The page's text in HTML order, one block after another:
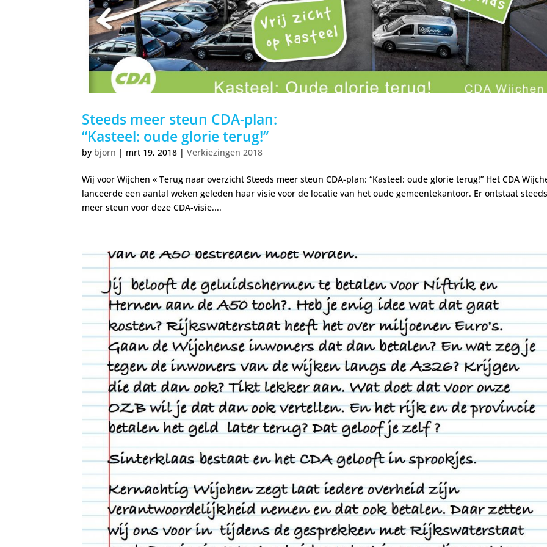
Steeds meer steun CDA-plan:
“Kasteel: oude glorie terug!”
by bjorn | mrt 19, 2018 |Verkiezingen 2018
Wij voor Wijchen « Terug naar overzicht Steeds meer steun CDA-plan: “Kasteel: oude glorie terug!” Het CDA
lanceerde een aantal weken geleden haar visie voor de locatie van het oude gemeentekantoor. Er ontstaat
meer steun voor deze CDA-visie....